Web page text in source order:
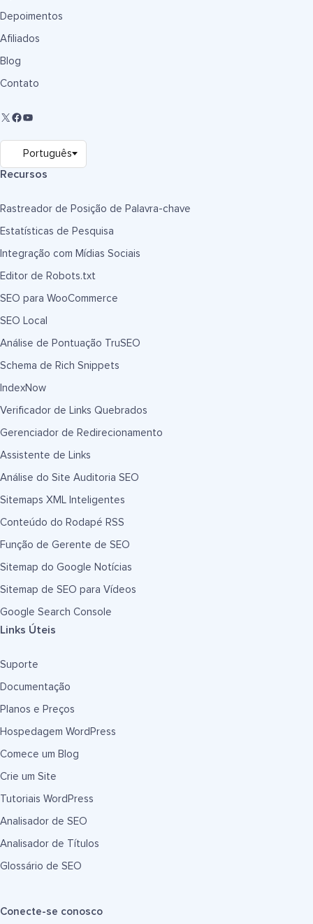
Depoimentos
Afiliados
Blog
Contato
Recursos
Rastreador de Posição de Palavra-chave
Estatísticas de Pesquisa
Integração com Mídias Sociais
Editor de Robots.txt
SEO para WooCommerce
SEO Local
Análise de Pontuação TruSEO
Schema de Rich Snippets
IndexNow
Verificador de Links Quebrados
Gerenciador de Redirecionamento
Assistente de Links
Análise do Site Auditoria SEO
Sitemaps XML Inteligentes
Conteúdo do Rodapé RSS
Função de Gerente de SEO
Sitemap do Google Notícias
Sitemap de SEO para Vídeos
Google Search Console
Links Úteis
Suporte
Documentação
Planos e Preços
Hospedagem WordPress
Comece um Blog
Crie um Site
Tutoriais WordPress
Analisador de SEO
Analisador de Títulos
Glossário de SEO
Conecte-se conosco